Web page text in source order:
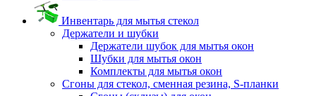
Инвентарь для мытья стекол
Держатели и шубки
Держатели шубок для мытья окон
Шубки для мытья окон
Комплекты для мытья окон
Сгоны для стекол, сменная резина, S-планки